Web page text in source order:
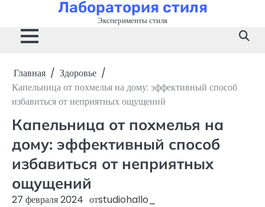
содержимому
Лаборатория стиля
Эксперименты стиля
Главная
Здоровье
Капельница от похмелья на дому: эффективный способ
избавиться от неприятных ощущений
Капельница от похмелья на
дому: эффективный способ
избавиться от неприятных
ощущений
27 февраля 2024 отstudiohallo_